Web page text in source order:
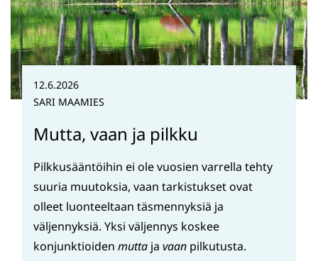
Mutta, vaan ja pilkku
12.6.2026
SARI MAAMIES
Pilkkusääntöihin ei ole vuosien varrella tehty
suuria muutoksia, vaan tarkistukset ovat
olleet luonteeltaan täsmennyksiä ja
väljennyksiä. Yksi väljennys koskee
konjunktioiden mutta ja vaan pilkutusta.